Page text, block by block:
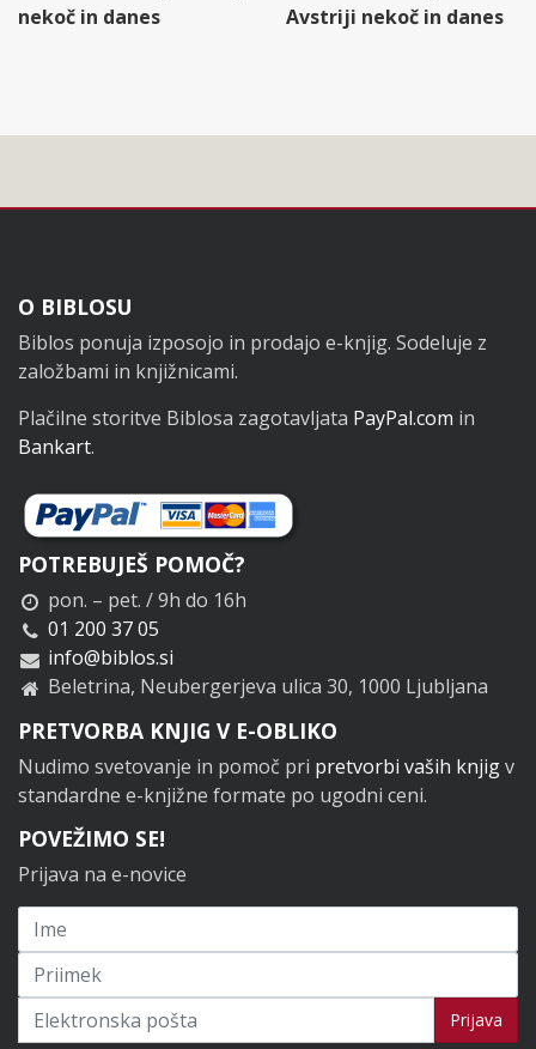
nekoč in danes
Avstriji nekoč in danes
Noga
O BIBLOSU
Biblos ponuja izposojo in prodajo e-knjig. Sodeluje z
založbami in knjižnicami.
Plačilne storitve Biblosa zagotavljata PayPal.com in
Bankart.
POTREBUJEŠ POMOČ?
pon. – pet. / 9h do 16h
01 200 37 05
info@biblos.si
Beletrina, Neubergerjeva ulica 30, 1000 Ljubljana
PRETVORBA KNJIG V E-OBLIKO
Nudimo svetovanje in pomoč pri pretvorbi vaših knjigv
standardne e-knjižne formate po ugodni ceni.
POVEŽIMO SE!
Prijava na e-novice
Prijavi se na novice Prijava